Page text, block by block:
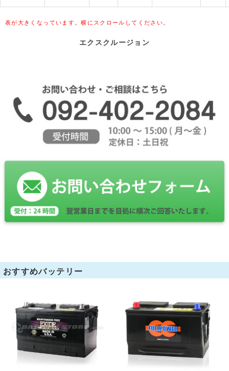
表が大きくなっています。横にスクロールしてください。
エクスクルージョン
おすすめバッテリー